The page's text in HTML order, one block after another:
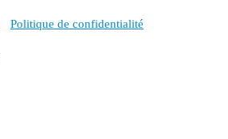
Politique de confidentialité